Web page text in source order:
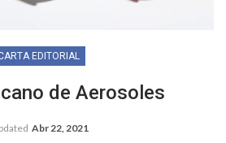
EDITORIAL
de Aerosoles
Abr 22, 2021